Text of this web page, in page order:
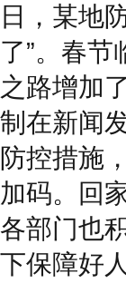
日，某地
了”。春
之路增加
制在新闻
防控措施
加码。回
各部门也
下保障好